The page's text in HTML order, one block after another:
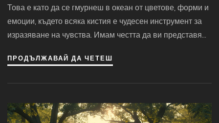
Това е като да се гмурнеш в океан от цветове, форми и
емоции, където всяка кистия е чудесен инструмент за
изразяване на чувства. Имам честта да ви представя
граници и е пълно с облаци, направени от мечти. Хей, и
петгодишни деца, но хей, това е част от забавлението!
Така че хайде, хванете боите и нека заедно да
ПРОДЪЛЖАВАЙ ДА ЧЕТЕШ